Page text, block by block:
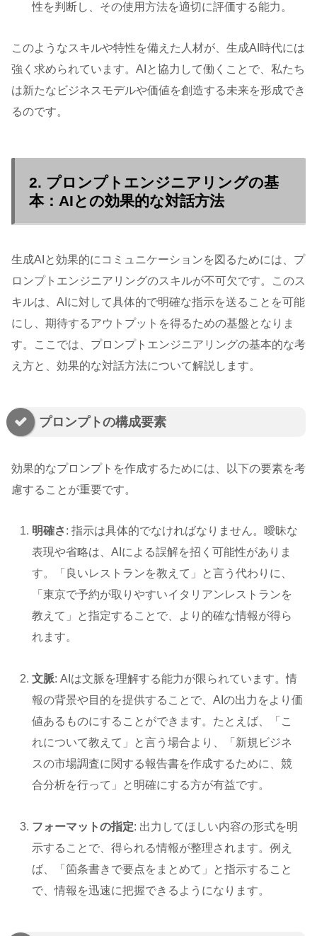
性を判断し、その使用方法を適切に評価する能力。
このようなスキルや特性を備えた人材が、生成AI時代には
強く求められています。AIと協力して働くことで、私たち
は新たなビジネスモデルや価値を創造する未来を形成でき
るのです。
2. プロンプトエンジニアリングの基
本：AIとの効果的な対話方法
生成AIと効果的にコミュニケーションを図るためには、プ
ロンプトエンジニアリングのスキルが不可欠です。このス
キルは、AIに対して具体的で明確な指示を送ることを可能
にし、期待するアウトプットを得るための基盤となりま
す。ここでは、プロンプトエンジニアリングの基本的な考
え方と、効果的な対話方法について解説します。
プロンプトの構成要素
効果的なプロンプトを作成するためには、以下の要素を考
慮することが重要です。
明確さ: 指示は具体的でなければなりません。曖昧な
表現や省略は、AIによる誤解を招く可能性がありま
す。「良いレストランを教えて」と言う代わりに、
「東京で予約が取りやすいイタリアンレストランを
教えて」と指定することで、より的確な情報が得ら
れます。
文脈: AIは文脈を理解する能力が限られています。情
報の背景や目的を提供することで、AIの出力をより価
値あるものにすることができます。たとえば、「こ
れについて教えて」と言う場合より、「新規ビジネ
スの市場調査に関する報告書を作成するために、競
合分析を行って」と明確にする方が有益です。
フォーマットの指定: 出力してほしい内容の形式を明
示することで、得られる情報が整理されます。例え
ば、「箇条書きで要点をまとめて」と指示すること
で、情報を迅速に把握できるようになります。